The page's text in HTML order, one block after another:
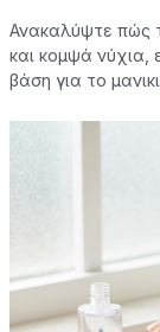
Ανακαλύψτε πώς
και κομψά νύχια,
βάση για το